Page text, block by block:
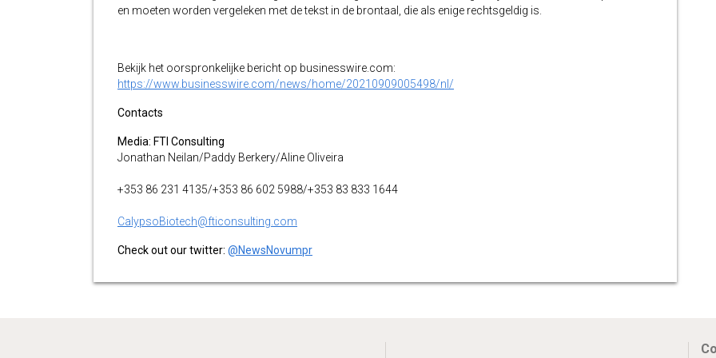
en moeten worden vergeleken met de tekst in de brontaal, die als enige rechtsgeldig is.
Bekijk het oorspronkelijke bericht op businesswire.com:
https://www.businesswire.com/news/home/20210909005498/nl/
Contacts
Media: FTI Consulting
Jonathan Neilan/Paddy Berkery/Aline Oliveira
+353 86 231 4135/+353 86 602 5988/+353 83 833 1644
CalypsoBiotech@fticonsulting.com
Check out our twitter: @NewsNovumpr